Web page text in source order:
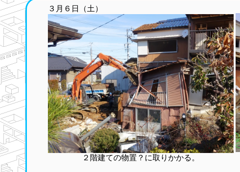
３月６日（土）
２階建ての物置？に取りかかる。